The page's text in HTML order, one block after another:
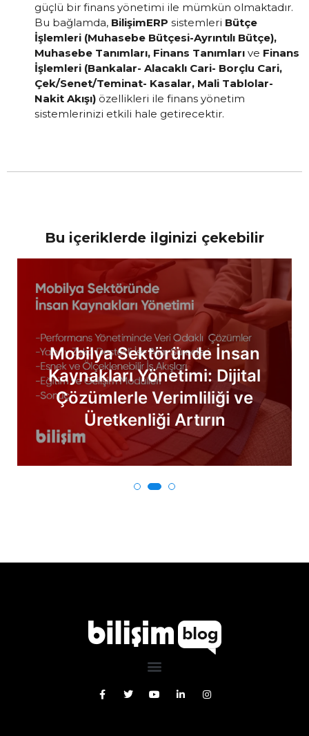
güçlü bir finans yönetimi ile mümkün olmaktadır.
Bu bağlamda, BilişimERP sistemleri Bütçe
İşlemleri (Muhasebe Bütçesi-Ayrıntılı Bütçe),
Muhasebe Tanımları, Finans Tanımları ve Finans
İşlemleri (Bankalar- Alacaklı Cari- Borçlu Cari,
Çek/Senet/Teminat- Kasalar, Mali Tablolar-
Nakit Akışı) özellikleri ile finans yönetim
sistemlerinizi etkili hale getirecektir.
Bu içeriklerde ilginizi çekebilir
Mobilya Sektöründe İnsan
Kaynakları Yönetimi: Dijital
Çözümlerle Verimliliği ve
Üretkenliği Artırın